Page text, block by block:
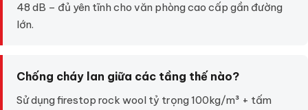
48 dB – đủ yên tĩnh cho văn phòng cao cấp gần đường
lớn.
Chống cháy lan giữa các tầng thế nào?
Sử dụng firestop rock wool tỷ trọng 100kg/m³ + tấm